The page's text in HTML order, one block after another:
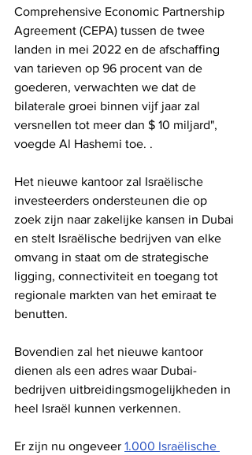
Comprehensive Economic Partnership
Agreement (CEPA) tussen de twee
landen in mei 2022 en de afschaffing
van tarieven op 96 procent van de
goederen, verwachten we dat de
bilaterale groei binnen vijf jaar zal
versnellen tot meer dan $ 10 miljard",
voegde Al Hashemi toe. .
Het nieuwe kantoor zal Israëlische
investeerders ondersteunen die op
zoek zijn naar zakelijke kansen in Dubai
en stelt Israëlische bedrijven van elke
omvang in staat om de strategische
ligging, connectiviteit en toegang tot
regionale markten van het emiraat te
benutten.
Bovendien zal het nieuwe kantoor
dienen als een adres waar Dubai-
bedrijven uitbreidingsmogelijkheden in
heel Israël kunnen verkennen.
Er zijn nu ongeveer 1.000 Israëlische